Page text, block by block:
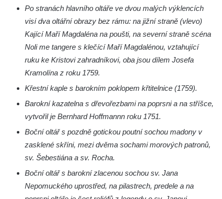
Hrobčicích
Kaple svatého Vavřince v Mirošovicích
Márnice na hřbitově v Račicích
Márnice na hřbitově v Dobříni
Kostel svatého Augustina v Lužici
Márnice na hřbitově v Lužici
Kostel svatého Martina v Kozlech
Po stranách hlavního oltáře ve dvou malých výklencích
visí dva oltářní obrazy bez rámu: na jižní straně (vlevo)
Kající Maří Magdaléna na poušti, na severní straně scéna
Noli me tangere s klečící Maří Magdalénou, vztahující
ruku ke Kristovi zahradníkovi, oba jsou dílem Josefa
Kramolína z roku 1759.
Křestní kaple s barokním poklopem křtitelnice (1759).
Barokní kazatelna s dřevořezbami na poprsni a na stříšce,
vytvořil je Bernhard Hoffmannn roku 1751.
Boční oltář s pozdně gotickou poutní sochou madony v
zasklené skříni, mezi dvěma sochami morových patronů,
sv. Šebestiána a sv. Rocha.
Boční oltář s barokní zlacenou sochou sv. Jana
Nepomuckého uprostřed, na pilastrech, predele a na